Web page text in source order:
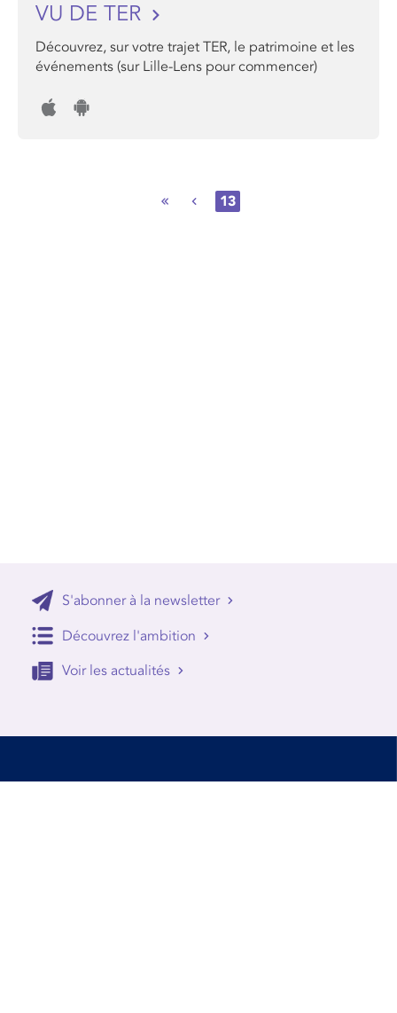
VU DE TER
Découvrez, sur votre trajet TER, le patrimoine et les
événements (sur Lille-Lens pour commencer)
13
S'abonner à la newsletter
Découvrez l'ambition
Voir les actualités